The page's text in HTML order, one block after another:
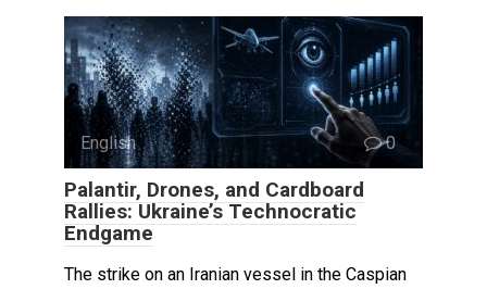
English 0
Palantir, Drones, and Cardboard
Rallies: Ukraine’s Technocratic
Endgame
The strike on an Iranian vessel in the Caspian